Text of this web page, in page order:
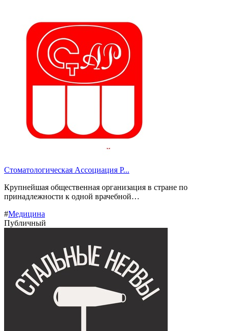
Стоматологическая Ассоциация Р...
Крупнейшая общественная организация в стране по
принадлежности к одной врачебной…
#Медицина
Публичный